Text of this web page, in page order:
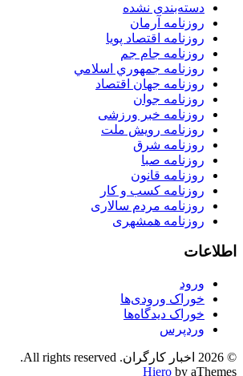
دسته‌بندی نشده
روزنامه آرمان
روزنامه اقتصاد پویا
روزنامه جام جم
روزنامه جمهوري اسلامي
روزنامه جهان اقتصاد
روزنامه جوان
روزنامه خبر ورزشى
روزنامه رویش ملت
روزنامه شرق
روزنامه صبا
روزنامه قانون
روزنامه كسب و كار
روزنامه مردم سالاری
روزنامه همشهری
اطلاعات
ورود
خوراک ورودی‌ها
خوراک دیدگاه‌ها
وردپرس
© 2026 اخبار کارگران. All rights reserved.
Hiero by aThemes